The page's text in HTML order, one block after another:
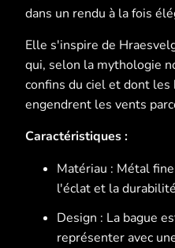
dans un rendu à la fois
Elle s'inspire de
qui, selon la mythologie
confins du ciel et dont
engendrent les vents
Caractéristiques :
Matériau : Métal
l'éclat et la
Design : La bague
représenter avec